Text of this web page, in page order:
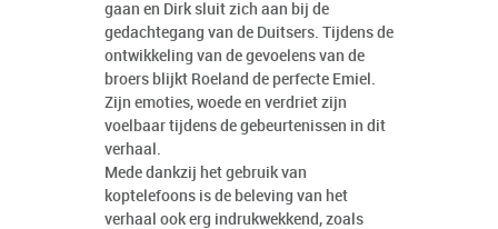
gaan en Dirk sluit zich aan bij de
gedachtegang van de Duitsers. Tijdens de
ontwikkeling van de gevoelens van de
broers blijkt Roeland de perfecte Emiel.
Zijn emoties, woede en verdriet zijn
voelbaar tijdens de gebeurtenissen in dit
verhaal.
Mede dankzij het gebruik van
koptelefoons is de beleving van het
verhaal ook erg indrukwekkend, zoals